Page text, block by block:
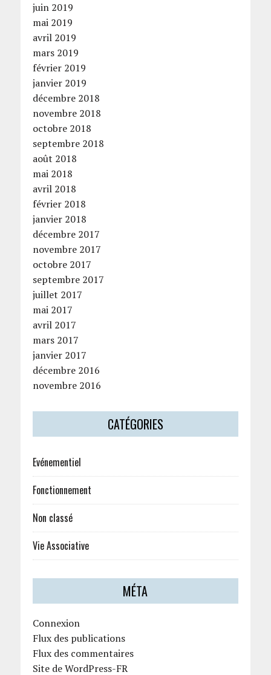
juin 2019
mai 2019
avril 2019
mars 2019
février 2019
janvier 2019
décembre 2018
novembre 2018
octobre 2018
septembre 2018
août 2018
mai 2018
avril 2018
février 2018
janvier 2018
décembre 2017
novembre 2017
octobre 2017
septembre 2017
juillet 2017
mai 2017
avril 2017
mars 2017
janvier 2017
décembre 2016
novembre 2016
CATÉGORIES
Evénementiel
Fonctionnement
Non classé
Vie Associative
MÉTA
Connexion
Flux des publications
Flux des commentaires
Site de WordPress-FR